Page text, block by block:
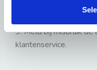
3: Meld bij misbruik de
klantenservice.